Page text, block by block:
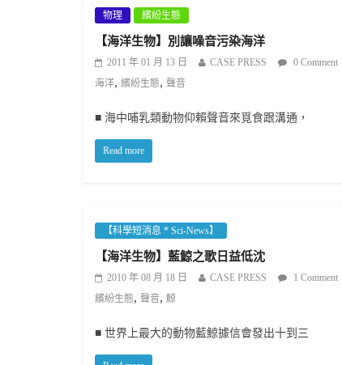
物理 繽紛生態
【海洋生物】別讓噪音污染海洋
2011 年 01 月 13 日 CASE PRESS 0 Comment
海洋, 繽紛生態, 聲音
■ 海中哺乳類動物仰賴聲音來覓食跟溝通，
Read more
【科學短消息 * Sci-News】
【海洋生物】藍鯨之歌日益低沈
2010 年 08 月 18 日 CASE PRESS 1 Comment
繽紛生態, 聲音, 鯨
■ 世界上最大的動物藍鯨據信會發出十到三